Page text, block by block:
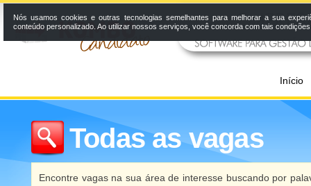
Início
Todas as vagas
Encontre vagas na sua área de interesse buscando por
Nós usamos cookies e outras tecnologias semelhantes para melhorar a sua
conteúdo personalizado. Ao utilizar nossos serviços, você concorda com tais